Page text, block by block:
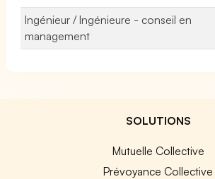
Ingénieur / Ingénieure - conseil en
management
SOLUTIONS
Mutuelle Collective
Prévoyance Collective